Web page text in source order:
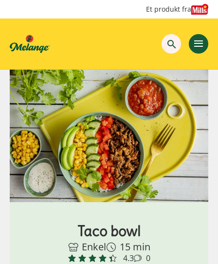
Et produkt fra
Taco bowl
Enkel 15 min
4.3 0